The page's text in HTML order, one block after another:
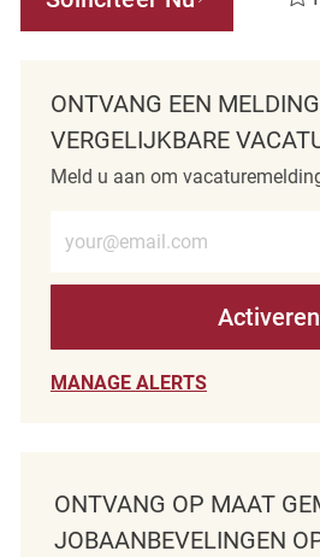
ONTVANG EEN
VERGELIJKBARE
Meld u aan om
Activeren
MANAGE ALERTS
ONTVANG OP MAAT
JOBAANBEVELINGEN